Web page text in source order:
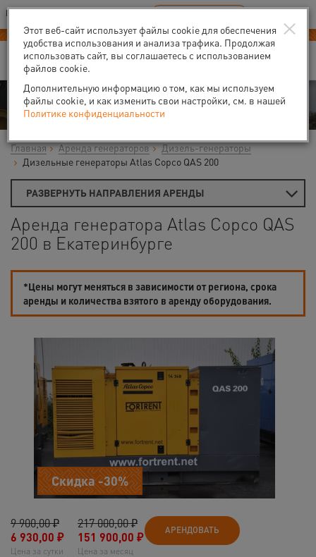
Ваш город:Екатеринбург
В Вашем регионе нет наших офисов RU EN
Аренда
Главная Аренда генераторов
Дизель-генераторы
Дизельные генераторы Atlas Copco QAS 200
РАЗВЕРНУТЬ НАПРАВЛЕНИЯ АРЕНДЫ
Аренда генератора Atlas Copco QAS
200 в Екатеринбурге
*Цены могут меняться в зависимости от региона, срока
аренды и количества взятого в аренду оборудования.
Скидка -30%
9 900,00 ₽
6 930,00 ₽
Цена за сутки
217 000,00 ₽
151 900,00 ₽
Цена за месяц
АРЕНДОВАТЬ
×
Этот веб-сайт использует файлы cookie для обеспечения
удобства использования и анализа трафика. Продолжая
использовать сайт, вы соглашаетесь с использованием
файлов cookie.
Дополнительную информацию о том, как мы используем
файлы cookie, и как изменить свои настройки, см. в нашей
Политике конфиденциальности